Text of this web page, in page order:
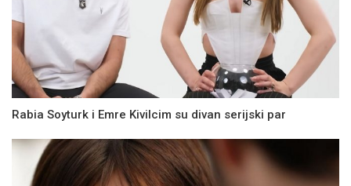
Rabia Soyturk i Emre Kivilcim su divan serijski par